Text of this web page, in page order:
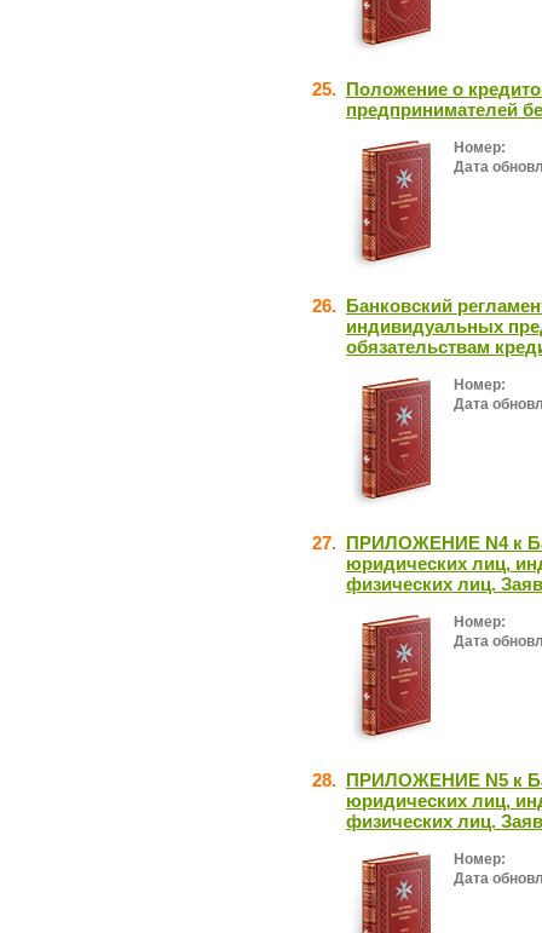
25. Положение о
предпринимателей
Номер:
Дата
26. Банковский
индивидуальных
обязательствам
Номер:
Дата
27. ПРИЛОЖЕНИЕ N4 к
юридических лиц,
физических лиц.
Номер:
Дата
28. ПРИЛОЖЕНИЕ N5 к
юридических лиц,
физических лиц.
Номер:
Дата